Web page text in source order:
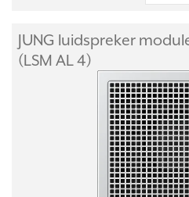
JUNG luidspreker
(LSM AL 4)